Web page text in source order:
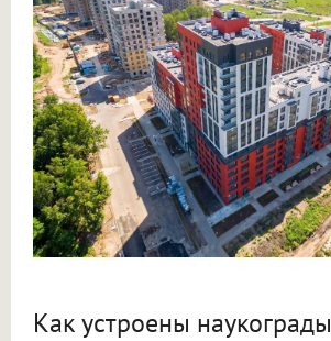
Как устроены наукограды